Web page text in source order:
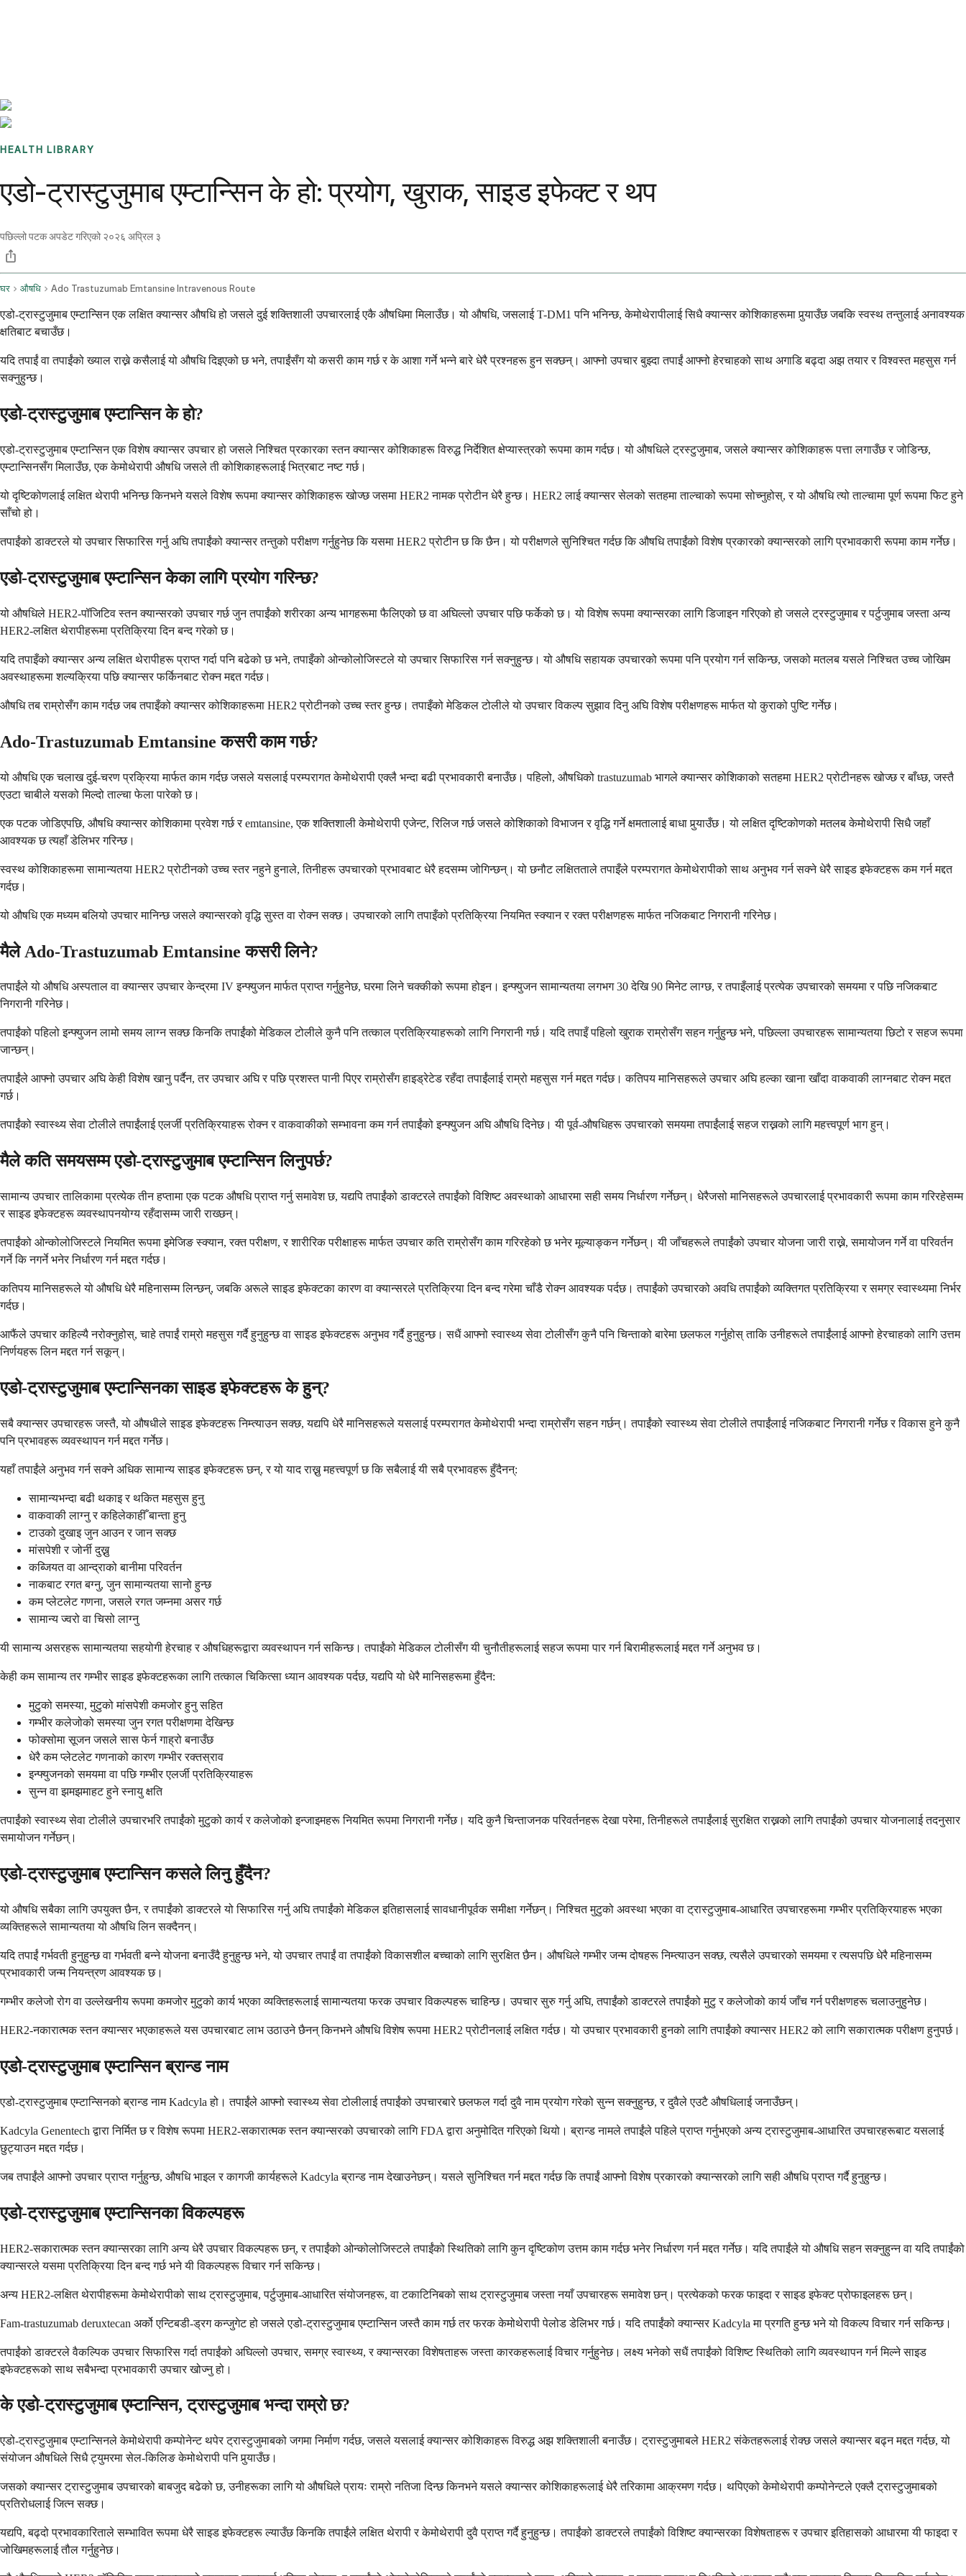
HEALTH LIBRARY
एडो-ट्रास्टुजुमाब एम्टान्सिन के हो: प्रयोग, खुराक, साइड इफेक्ट र थप
पछिल्लो पटक अपडेट गरिएको २०२६ अप्रिल ३
घर औषधि Ado Trastuzumab Emtansine Intravenous Route
एडो-ट्रास्टुजुमाब एम्टान्सिन एक लक्षित क्यान्सर औषधि हो जसले दुई शक्तिशाली उपचारलाई एकै औषधिमा मिलाउँछ। यो औषधि, जसलाई T-DM1 पनि भनिन्छ, केमोथेरापीलाई सिधै क्यान्सर कोशिकाहरूमा पुर्‍याउँछ जबकि स्वस्थ तन्तुलाई अनावश्यक
क्षतिबाट बचाउँछ।
यदि तपाईं वा तपाईंको ख्याल राख्ने कसैलाई यो औषधि दिइएको छ भने, तपाईंसँग यो कसरी काम गर्छ र के आशा गर्ने भन्ने बारे धेरै प्रश्नहरू हुन सक्छन्। आफ्नो उपचार बुझ्दा तपाईं आफ्नो हेरचाहको साथ अगाडि बढ्दा अझ तयार र विश्वस्त महसुस गर्न
सक्नुहुन्छ।
एडो-ट्रास्टुजुमाब एम्टान्सिन के हो?
एडो-ट्रास्टुजुमाब एम्टान्सिन एक विशेष क्यान्सर उपचार हो जसले निश्चित प्रकारका स्तन क्यान्सर कोशिकाहरू विरुद्ध निर्देशित क्षेप्यास्त्रको रूपमा काम गर्दछ। यो औषधिले ट्रस्टुजुमाब, जसले क्यान्सर कोशिकाहरू पत्ता लगाउँछ र जोडिन्छ,
एम्टान्सिनसँग मिलाउँछ, एक केमोथेरापी औषधि जसले ती कोशिकाहरूलाई भित्रबाट नष्ट गर्छ।
यो दृष्टिकोणलाई लक्षित थेरापी भनिन्छ किनभने यसले विशेष रूपमा क्यान्सर कोशिकाहरू खोज्छ जसमा HER2 नामक प्रोटीन धेरै हुन्छ। HER2 लाई क्यान्सर सेलको सतहमा ताल्चाको रूपमा सोच्नुहोस्, र यो औषधि त्यो ताल्चामा पूर्ण रूपमा फिट हुने
साँचो हो।
तपाईंको डाक्टरले यो उपचार सिफारिस गर्नु अघि तपाईंको क्यान्सर तन्तुको परीक्षण गर्नुहुनेछ कि यसमा HER2 प्रोटीन छ कि छैन। यो परीक्षणले सुनिश्चित गर्दछ कि औषधि तपाईंको विशेष प्रकारको क्यान्सरको लागि प्रभावकारी रूपमा काम गर्नेछ।
एडो-ट्रास्टुजुमाब एम्टान्सिन केका लागि प्रयोग गरिन्छ?
यो औषधिले HER2-पॉजिटिव स्तन क्यान्सरको उपचार गर्छ जुन तपाईंको शरीरका अन्य भागहरूमा फैलिएको छ वा अघिल्लो उपचार पछि फर्केको छ। यो विशेष रूपमा क्यान्सरका लागि डिजाइन गरिएको हो जसले ट्रस्टुजुमाब र पर्टुजुमाब जस्ता अन्य
HER2-लक्षित थेरापीहरूमा प्रतिक्रिया दिन बन्द गरेको छ।
यदि तपाइँको क्यान्सर अन्य लक्षित थेरापीहरू प्राप्त गर्दा पनि बढेको छ भने, तपाइँको ओन्कोलोजिस्टले यो उपचार सिफारिस गर्न सक्नुहुन्छ। यो औषधि सहायक उपचारको रूपमा पनि प्रयोग गर्न सकिन्छ, जसको मतलब यसले निश्चित उच्च जोखिम
अवस्थाहरूमा शल्यक्रिया पछि क्यान्सर फर्किनबाट रोक्न मद्दत गर्दछ।
औषधि तब राम्रोसँग काम गर्दछ जब तपाइँको क्यान्सर कोशिकाहरूमा HER2 प्रोटीनको उच्च स्तर हुन्छ। तपाइँको मेडिकल टोलीले यो उपचार विकल्प सुझाव दिनु अघि विशेष परीक्षणहरू मार्फत यो कुराको पुष्टि गर्नेछ।
Ado-Trastuzumab Emtansine कसरी काम गर्छ?
यो औषधि एक चलाख दुई-चरण प्रक्रिया मार्फत काम गर्दछ जसले यसलाई परम्परागत केमोथेरापी एक्लै भन्दा बढी प्रभावकारी बनाउँछ। पहिलो, औषधिको trastuzumab भागले क्यान्सर कोशिकाको सतहमा HER2 प्रोटीनहरू खोज्छ र बाँध्छ, जस्तै
एउटा चाबीले यसको मिल्दो ताल्चा फेला पारेको छ।
एक पटक जोडिएपछि, औषधि क्यान्सर कोशिकामा प्रवेश गर्छ र emtansine, एक शक्तिशाली केमोथेरापी एजेन्ट, रिलिज गर्छ जसले कोशिकाको विभाजन र वृद्धि गर्ने क्षमतालाई बाधा पुर्‍याउँछ। यो लक्षित दृष्टिकोणको मतलब केमोथेरापी सिधै जहाँ
आवश्यक छ त्यहाँ डेलिभर गरिन्छ।
स्वस्थ कोशिकाहरूमा सामान्यतया HER2 प्रोटीनको उच्च स्तर नहुने हुनाले, तिनीहरू उपचारको प्रभावबाट धेरै हदसम्म जोगिन्छन्। यो छनौट लक्षितताले तपाइँले परम्परागत केमोथेरापीको साथ अनुभव गर्न सक्ने धेरै साइड इफेक्टहरू कम गर्न मद्दत
गर्दछ।
यो औषधि एक मध्यम बलियो उपचार मानिन्छ जसले क्यान्सरको वृद्धि सुस्त वा रोक्न सक्छ। उपचारको लागि तपाइँको प्रतिक्रिया नियमित स्क्यान र रक्त परीक्षणहरू मार्फत नजिकबाट निगरानी गरिनेछ।
मैले Ado-Trastuzumab Emtansine कसरी लिने?
तपाईंले यो औषधि अस्पताल वा क्यान्सर उपचार केन्द्रमा IV इन्फ्युजन मार्फत प्राप्त गर्नुहुनेछ, घरमा लिने चक्कीको रूपमा होइन। इन्फ्युजन सामान्यतया लगभग 30 देखि 90 मिनेट लाग्छ, र तपाइँलाई प्रत्येक उपचारको समयमा र पछि नजिकबाट
निगरानी गरिनेछ।
तपाईंको पहिलो इन्फ्युजन लामो समय लाग्न सक्छ किनकि तपाईंको मेडिकल टोलीले कुनै पनि तत्काल प्रतिक्रियाहरूको लागि निगरानी गर्छ। यदि तपाइँ पहिलो खुराक राम्रोसँग सहन गर्नुहुन्छ भने, पछिल्ला उपचारहरू सामान्यतया छिटो र सहज रूपमा
जान्छन्।
तपाईंले आफ्नो उपचार अघि केही विशेष खानु पर्दैन, तर उपचार अघि र पछि प्रशस्त पानी पिएर राम्रोसँग हाइड्रेटेड रहँदा तपाईंलाई राम्रो महसुस गर्न मद्दत गर्दछ। कतिपय मानिसहरूले उपचार अघि हल्का खाना खाँदा वाकवाकी लाग्नबाट रोक्न मद्दत
गर्छ।
तपाईंको स्वास्थ्य सेवा टोलीले तपाईंलाई एलर्जी प्रतिक्रियाहरू रोक्न र वाकवाकीको सम्भावना कम गर्न तपाईंको इन्फ्युजन अघि औषधि दिनेछ। यी पूर्व-औषधिहरू उपचारको समयमा तपाईंलाई सहज राख्नको लागि महत्त्वपूर्ण भाग हुन्।
मैले कति समयसम्म एडो-ट्रास्टुजुमाब एम्टान्सिन लिनुपर्छ?
सामान्य उपचार तालिकामा प्रत्येक तीन हप्तामा एक पटक औषधि प्राप्त गर्नु समावेश छ, यद्यपि तपाईंको डाक्टरले तपाईंको विशिष्ट अवस्थाको आधारमा सही समय निर्धारण गर्नेछन्। धेरैजसो मानिसहरूले उपचारलाई प्रभावकारी रूपमा काम गरिरहेसम्म
र साइड इफेक्टहरू व्यवस्थापनयोग्य रहँदासम्म जारी राख्छन्।
तपाईंको ओन्कोलोजिस्टले नियमित रूपमा इमेजिङ स्क्यान, रक्त परीक्षण, र शारीरिक परीक्षाहरू मार्फत उपचार कति राम्रोसँग काम गरिरहेको छ भनेर मूल्याङ्कन गर्नेछन्। यी जाँचहरूले तपाईंको उपचार योजना जारी राख्ने, समायोजन गर्ने वा परिवर्तन
गर्ने कि नगर्ने भनेर निर्धारण गर्न मद्दत गर्दछ।
कतिपय मानिसहरूले यो औषधि धेरै महिनासम्म लिन्छन्, जबकि अरूले साइड इफेक्टका कारण वा क्यान्सरले प्रतिक्रिया दिन बन्द गरेमा चाँडै रोक्न आवश्यक पर्दछ। तपाईंको उपचारको अवधि तपाईंको व्यक्तिगत प्रतिक्रिया र समग्र स्वास्थ्यमा निर्भर
गर्दछ।
आफैंले उपचार कहिल्यै नरोक्नुहोस्, चाहे तपाईं राम्रो महसुस गर्दै हुनुहुन्छ वा साइड इफेक्टहरू अनुभव गर्दै हुनुहुन्छ। सधैं आफ्नो स्वास्थ्य सेवा टोलीसँग कुनै पनि चिन्ताको बारेमा छलफल गर्नुहोस् ताकि उनीहरूले तपाईंलाई आफ्नो हेरचाहको लागि उत्तम
निर्णयहरू लिन मद्दत गर्न सकून्।
एडो-ट्रास्टुजुमाब एम्टान्सिनका साइड इफेक्टहरू के हुन्?
सबै क्यान्सर उपचारहरू जस्तै, यो औषधीले साइड इफेक्टहरू निम्त्याउन सक्छ, यद्यपि धेरै मानिसहरूले यसलाई परम्परागत केमोथेरापी भन्दा राम्रोसँग सहन गर्छन्। तपाईंको स्वास्थ्य सेवा टोलीले तपाईंलाई नजिकबाट निगरानी गर्नेछ र विकास हुने कुनै
पनि प्रभावहरू व्यवस्थापन गर्न मद्दत गर्नेछ।
यहाँ तपाईंले अनुभव गर्न सक्ने अधिक सामान्य साइड इफेक्टहरू छन्, र यो याद राख्नु महत्त्वपूर्ण छ कि सबैलाई यी सबै प्रभावहरू हुँदैनन्:
सामान्यभन्दा बढी थकाइ र थकित महसुस हुनु
वाकवाकी लाग्नु र कहिलेकाहीँ बान्ता हुनु
टाउको दुखाइ जुन आउन र जान सक्छ
मांसपेशी र जोर्नी दुख्नु
कब्जियत वा आन्द्राको बानीमा परिवर्तन
नाकबाट रगत बग्नु, जुन सामान्यतया सानो हुन्छ
कम प्लेटलेट गणना, जसले रगत जम्नमा असर गर्छ
सामान्य ज्वरो वा चिसो लाग्नु
यी सामान्य असरहरू सामान्यतया सहयोगी हेरचाह र औषधिहरूद्वारा व्यवस्थापन गर्न सकिन्छ। तपाईंको मेडिकल टोलीसँग यी चुनौतीहरूलाई सहज रूपमा पार गर्न बिरामीहरूलाई मद्दत गर्ने अनुभव छ।
केही कम सामान्य तर गम्भीर साइड इफेक्टहरूका लागि तत्काल चिकित्सा ध्यान आवश्यक पर्दछ, यद्यपि यो धेरै मानिसहरूमा हुँदैन:
मुटुको समस्या, मुटुको मांसपेशी कमजोर हुनु सहित
गम्भीर कलेजोको समस्या जुन रगत परीक्षणमा देखिन्छ
फोक्सोमा सूजन जसले सास फेर्न गाह्रो बनाउँछ
धेरै कम प्लेटलेट गणनाको कारण गम्भीर रक्तस्राव
इन्फ्युजनको समयमा वा पछि गम्भीर एलर्जी प्रतिक्रियाहरू
सुन्न वा झमझमाहट हुने स्नायु क्षति
तपाईंको स्वास्थ्य सेवा टोलीले उपचारभरि तपाईंको मुटुको कार्य र कलेजोको इन्जाइमहरू नियमित रूपमा निगरानी गर्नेछ। यदि कुनै चिन्ताजनक परिवर्तनहरू देखा परेमा, तिनीहरूले तपाईंलाई सुरक्षित राख्नको लागि तपाईंको उपचार योजनालाई तदनुसार
समायोजन गर्नेछन्।
एडो-ट्रास्टुजुमाब एम्टान्सिन कसले लिनु हुँदैन?
यो औषधि सबैका लागि उपयुक्त छैन, र तपाईंको डाक्टरले यो सिफारिस गर्नु अघि तपाईंको मेडिकल इतिहासलाई सावधानीपूर्वक समीक्षा गर्नेछन्। निश्चित मुटुको अवस्था भएका वा ट्रास्टुजुमाब-आधारित उपचारहरूमा गम्भीर प्रतिक्रियाहरू भएका
व्यक्तिहरूले सामान्यतया यो औषधि लिन सक्दैनन्।
यदि तपाईं गर्भवती हुनुहुन्छ वा गर्भवती बन्ने योजना बनाउँदै हुनुहुन्छ भने, यो उपचार तपाईं वा तपाईंको विकासशील बच्चाको लागि सुरक्षित छैन। औषधिले गम्भीर जन्म दोषहरू निम्त्याउन सक्छ, त्यसैले उपचारको समयमा र त्यसपछि धेरै महिनासम्म
प्रभावकारी जन्म नियन्त्रण आवश्यक छ।
गम्भीर कलेजो रोग वा उल्लेखनीय रूपमा कमजोर मुटुको कार्य भएका व्यक्तिहरूलाई सामान्यतया फरक उपचार विकल्पहरू चाहिन्छ। उपचार सुरु गर्नु अघि, तपाईंको डाक्टरले तपाईंको मुटु र कलेजोको कार्य जाँच गर्न परीक्षणहरू चलाउनुहुनेछ।
HER2-नकारात्मक स्तन क्यान्सर भएकाहरूले यस उपचारबाट लाभ उठाउने छैनन् किनभने औषधि विशेष रूपमा HER2 प्रोटीनलाई लक्षित गर्दछ। यो उपचार प्रभावकारी हुनको लागि तपाईंको क्यान्सर HER2 को लागि सकारात्मक परीक्षण हुनुपर्छ।
एडो-ट्रास्टुजुमाब एम्टान्सिन ब्रान्ड नाम
एडो-ट्रास्टुजुमाब एम्टान्सिनको ब्रान्ड नाम Kadcyla हो। तपाईंले आफ्नो स्वास्थ्य सेवा टोलीलाई तपाईंको उपचारबारे छलफल गर्दा दुवै नाम प्रयोग गरेको सुन्न सक्नुहुन्छ, र दुवैले एउटै औषधिलाई जनाउँछन्।
Kadcyla Genentech द्वारा निर्मित छ र विशेष रूपमा HER2-सकारात्मक स्तन क्यान्सरको उपचारको लागि FDA द्वारा अनुमोदित गरिएको थियो। ब्रान्ड नामले तपाईंले पहिले प्राप्त गर्नुभएको अन्य ट्रास्टुजुमाब-आधारित उपचारहरूबाट यसलाई
छुट्याउन मद्दत गर्दछ।
जब तपाईंले आफ्नो उपचार प्राप्त गर्नुहुन्छ, औषधि भाइल र कागजी कार्यहरूले Kadcyla ब्रान्ड नाम देखाउनेछन्। यसले सुनिश्चित गर्न मद्दत गर्दछ कि तपाईं आफ्नो विशेष प्रकारको क्यान्सरको लागि सही औषधि प्राप्त गर्दै हुनुहुन्छ।
एडो-ट्रास्टुजुमाब एम्टान्सिनका विकल्पहरू
HER2-सकारात्मक स्तन क्यान्सरका लागि अन्य धेरै उपचार विकल्पहरू छन्, र तपाईंको ओन्कोलोजिस्टले तपाईंको स्थितिको लागि कुन दृष्टिकोण उत्तम काम गर्दछ भनेर निर्धारण गर्न मद्दत गर्नेछ। यदि तपाईंले यो औषधि सहन सक्नुहुन्न वा यदि तपाईंको
क्यान्सरले यसमा प्रतिक्रिया दिन बन्द गर्छ भने यी विकल्पहरू विचार गर्न सकिन्छ।
अन्य HER2-लक्षित थेरापीहरूमा केमोथेरापीको साथ ट्रास्टुजुमाब, पर्टुजुमाब-आधारित संयोजनहरू, वा टकाटिनिबको साथ ट्रास्टुजुमाब जस्ता नयाँ उपचारहरू समावेश छन्। प्रत्येकको फरक फाइदा र साइड इफेक्ट प्रोफाइलहरू छन्।
Fam-trastuzumab deruxtecan अर्को एन्टिबडी-ड्रग कन्जुगेट हो जसले एडो-ट्रास्टुजुमाब एम्टान्सिन जस्तै काम गर्छ तर फरक केमोथेरापी पेलोड डेलिभर गर्छ। यदि तपाईंको क्यान्सर Kadcyla मा प्रगति हुन्छ भने यो विकल्प विचार गर्न सकिन्छ।
तपाईंको डाक्टरले वैकल्पिक उपचार सिफारिस गर्दा तपाईंको अघिल्लो उपचार, समग्र स्वास्थ्य, र क्यान्सरका विशेषताहरू जस्ता कारकहरूलाई विचार गर्नुहुनेछ। लक्ष्य भनेको सधैं तपाईंको विशिष्ट स्थितिको लागि व्यवस्थापन गर्न मिल्ने साइड
इफेक्टहरूको साथ सबैभन्दा प्रभावकारी उपचार खोज्नु हो।
के एडो-ट्रास्टुजुमाब एम्टान्सिन, ट्रास्टुजुमाब भन्दा राम्रो छ?
एडो-ट्रास्टुजुमाब एम्टान्सिनले केमोथेरापी कम्पोनेन्ट थपेर ट्रास्टुजुमाबको जगमा निर्माण गर्दछ, जसले यसलाई क्यान्सर कोशिकाहरू विरुद्ध अझ शक्तिशाली बनाउँछ। ट्रास्टुजुमाबले HER2 संकेतहरूलाई रोक्छ जसले क्यान्सर बढ्न मद्दत गर्दछ, यो
संयोजन औषधिले सिधै ट्युमरमा सेल-किलिङ केमोथेरापी पनि पुर्‍याउँछ।
जसको क्यान्सर ट्रास्टुजुमाब उपचारको बाबजुद बढेको छ, उनीहरूका लागि यो औषधिले प्रायः राम्रो नतिजा दिन्छ किनभने यसले क्यान्सर कोशिकाहरूलाई धेरै तरिकामा आक्रमण गर्दछ। थपिएको केमोथेरापी कम्पोनेन्टले एक्लै ट्रास्टुजुमाबको
प्रतिरोधलाई जित्न सक्छ।
यद्यपि, बढ्दो प्रभावकारिताले सम्भावित रूपमा धेरै साइड इफेक्टहरू ल्याउँछ किनकि तपाईंले लक्षित थेरापी र केमोथेरापी दुवै प्राप्त गर्दै हुनुहुन्छ। तपाईंको डाक्टरले तपाईंको विशिष्ट क्यान्सरका विशेषताहरू र उपचार इतिहासको आधारमा यी फाइदा र
जोखिमहरूलाई तौल गर्नुहुनेछ।